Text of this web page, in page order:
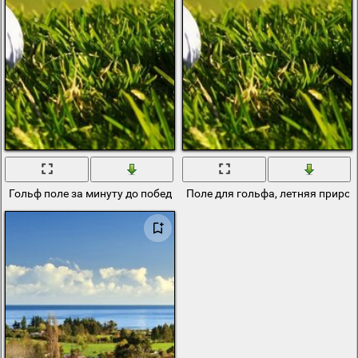
Гольф поле за минуту до победы Поле для гольфа, летняя